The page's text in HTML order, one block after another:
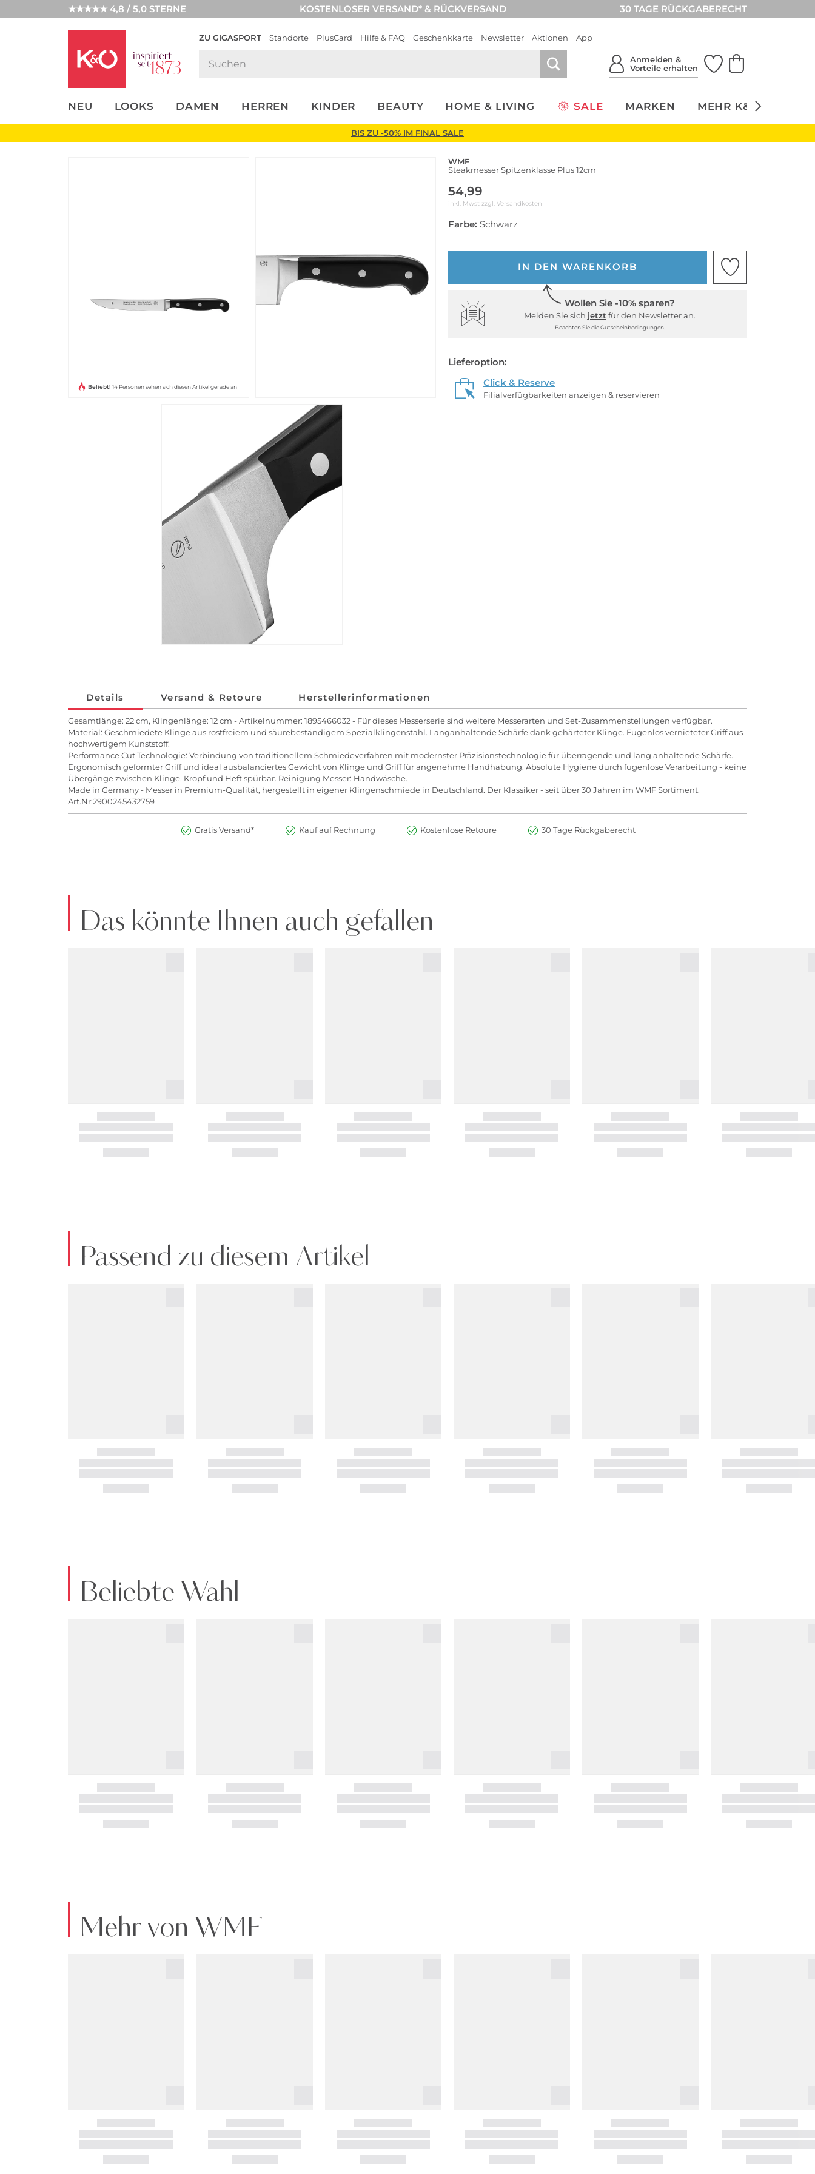
★★★★★ 4,8 / 5,0 STERNE KOSTENLOSER VERSAND* & RÜCKVERSAND 30 TAGE RÜCKGABERECHT
ZU GIGASPORT Standorte PlusCard Hilfe & FAQ Geschenkkarte Newsletter Aktionen App
Anmelden &
Vorteile erhalten
NEU LOOKS DAMEN HERREN KINDER BEAUTY HOME & LIVING SALE MARKEN MEHR K&Ö
UNSERE APP
CLICK &
BIS ZU -50% IM FINAL SALE
Beliebt! 14 Personen sehen sich diesen Artikel gerade an
WMF
Steakmesser Spitzenklasse Plus 12cm
54,99
inkl. Mwst zzgl. Versandkosten
Farbe: Schwarz
IN DEN WARENKORB
Wollen Sie -10% sparen?
Melden Sie sich jetzt für den Newsletter an.
Beachten Sie die Gutscheinbedingungen.
Lieferoption:
Click & Reserve
Filialverfügbarkeiten anzeigen & reservieren
Details Versand & Retoure Herstellerinformationen
Gesamtlänge: 22 cm, Klingenlänge: 12 cm - Artikelnummer: 1895466032 - Für dieses Messerserie sind weitere Messerarten und Set-Zusammenstellungen verfügbar.
Material: Geschmiedete Klinge aus rostfreiem und säurebeständigem Spezialklingenstahl. Langanhaltende Schärfe dank gehärteter Klinge. Fugenlos vernieteter Griff aus
hochwertigem Kunststoff.
Performance Cut Technologie: Verbindung von traditionellem Schmiedeverfahren mit modernster Präzisionstechnologie für überragende und lang anhaltende Schärfe.
Ergonomisch geformter Griff und ideal ausbalanciertes Gewicht von Klinge und Griff für angenehme Handhabung. Absolute Hygiene durch fugenlose Verarbeitung - keine
Übergänge zwischen Klinge, Kropf und Heft spürbar. Reinigung Messer: Handwäsche.
Made in Germany - Messer in Premium-Qualität, hergestellt in eigener Klingenschmiede in Deutschland. Der Klassiker - seit über 30 Jahren im WMF Sortiment.
Art.Nr:2900245432759
Gratis Versand* Kauf auf Rechnung Kostenlose Retoure 30 Tage Rückgaberecht
Das könnte Ihnen auch gefallen
Passend zu diesem Artikel
Beliebte Wahl
Mehr von WMF